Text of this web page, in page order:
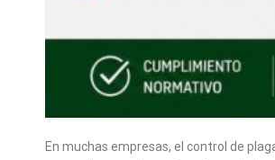
En muchas empresas, el control de